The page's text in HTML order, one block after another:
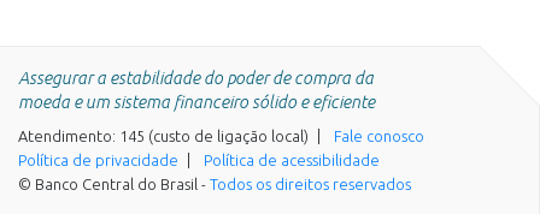
Assegurar a estabilidade do poder de compra da
moeda e um sistema financeiro sólido e eficiente
Atendimento: 145 (custo de ligação local)
Fale conosco
Política de privacidade
Política de acessibilidade
© Banco Central do Brasil - Todos os direitos reservados